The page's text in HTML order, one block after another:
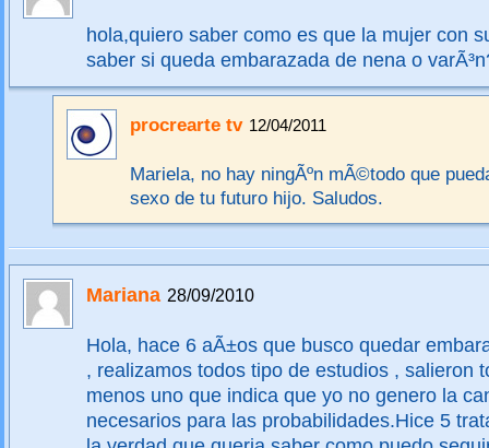
hola,quiero saber como es que la mujer con
saber si queda embarazada de nena o
procrearte tv 12/04/2011
Mariela, no hay ningÃºn mÃ©todo que
sexo de tu futuro hijo. Saludos.
Mariana 28/09/2010
Hola, hace 6 aÃ±os que busco quedar
, realizamos todos tipo de estudios , salieron
menos uno que indica que yo no genero la
necesarios para las probabilidades.Hice 5